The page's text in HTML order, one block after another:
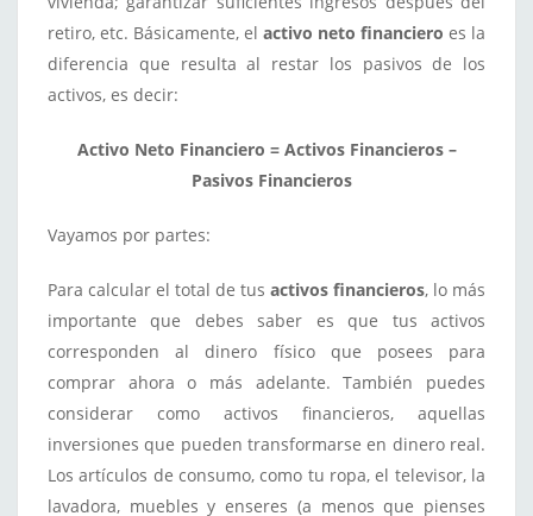
retiro, etc. Básicamente, el activo neto financiero es la
diferencia que resulta al restar los pasivos de los
activos, es decir:
Activo Neto Financiero = Activos Financieros –
Pasivos Financieros
Vayamos por partes:
Para calcular el total de tus activos financieros, lo más
importante que debes saber es que tus activos
corresponden al dinero físico que posees para
comprar ahora o más adelante. También puedes
considerar como activos financieros, aquellas
inversiones que pueden transformarse en dinero real.
Los artículos de consumo, como tu ropa, el televisor, la
lavadora, muebles y enseres (a menos que pienses